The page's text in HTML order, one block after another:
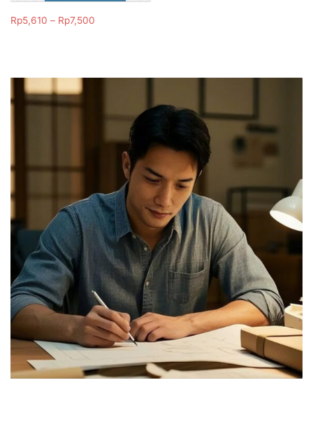
Rp5,610 – Rp7,500